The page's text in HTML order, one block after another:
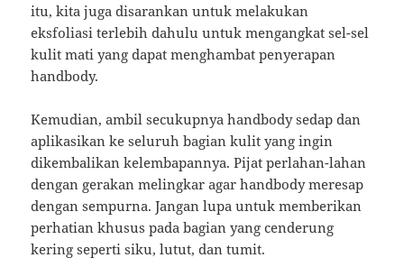
itu, kita juga disarankan untuk melakukan
eksfoliasi terlebih dahulu untuk mengangkat sel-sel
kulit mati yang dapat menghambat penyerapan
handbody.
Kemudian, ambil secukupnya handbody sedap dan
aplikasikan ke seluruh bagian kulit yang ingin
dikembalikan kelembapannya. Pijat perlahan-lahan
dengan gerakan melingkar agar handbody meresap
dengan sempurna. Jangan lupa untuk memberikan
perhatian khusus pada bagian yang cenderung
kering seperti siku, lutut, dan tumit.